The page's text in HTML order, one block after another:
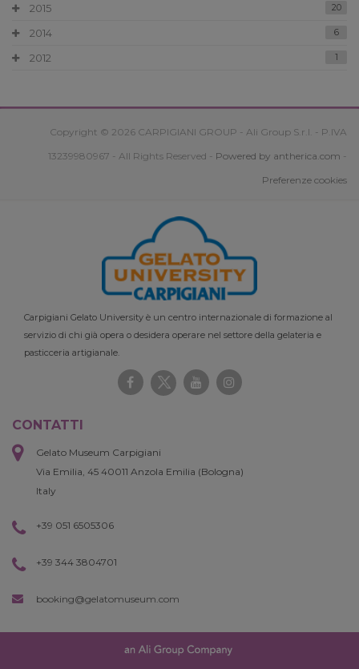
2015 20
2014 6
2012 1
Copyright © 2026 CARPIGIANI GROUP - Ali Group S.r.l. - P.IVA
13239980967 - All Rights Reserved - Powered by antherica.com -
Preferenze cookies
Carpigiani Gelato University è un centro internazionale di formazione al
servizio di chi già opera o desidera operare nel settore della gelateria e
pasticceria artigianale.
CONTATTI
Gelato Museum Carpigiani
Via Emilia, 45 40011 Anzola Emilia (Bologna)
Italy
+39 051 6505306
+39 344 3804701
booking@gelatomuseum.com